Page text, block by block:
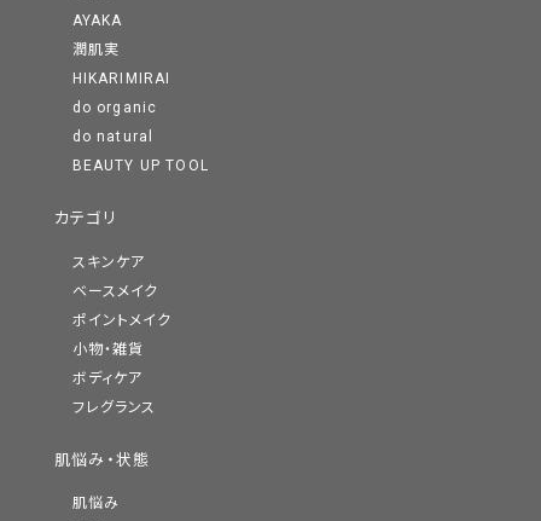
AYAKA
潤肌実
HIKARIMIRAI
do organic
do natural
BEAUTY UP TOOL
カテゴリ
スキンケア
ベースメイク
ポイントメイク
小物・雑貨
ボディケア
フレグランス
肌悩み・状態
肌悩み